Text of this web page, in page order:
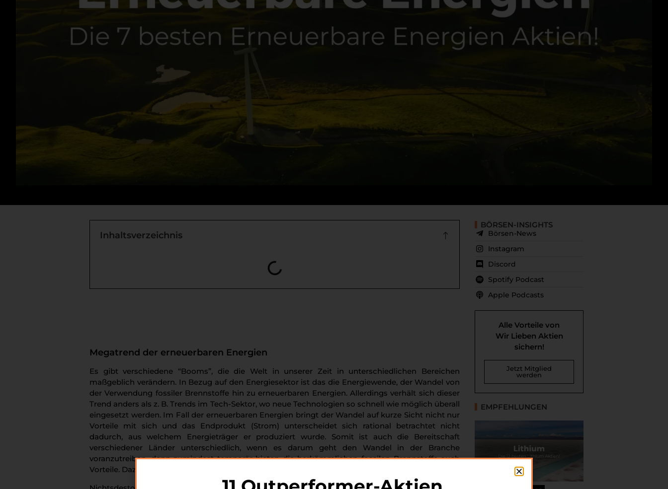
Inhaltsverzeichnis
Megatrend der erneuerbaren Energien
Es gibt verschiedene “Booms”, die die Welt in unserer Zeit in unterschiedlichen Bereichen
maßgeblich verändern. In Bezug auf den Energiesektor ist das die Energiewende, der Wandel von
der Verwendung fossiler Brennstoffe hin zu erneuerbaren Energien. Allerdings verhält sich dieser
Trend anders als z. B. Trends im Tech-Sektor, wo neue Technologien so schnell wie möglich überall
eingesetzt werden. Im Fall der erneuerbaren Energien bringt der Wandel auf kurze Sicht nicht nur
Vorteile mit sich und das Endprodukt (Strom) unterscheidet sich rational betrachtet nicht
dadurch, aus welchem Energieträger er produziert wurde. Somit ist auch die Bereitschaft
verschiedener Länder unterschiedlich, wenn es darum geht den Wandel in der Branche
voranzutreiben, denn zumindest temporär bieten die herkömmlichen fossilen Brennstoffe auch
Vorteile. Dazu kann ein geringerer Preis oder auch die Flexibilität gehören.
BÖRSEN-INSIGHTS
Börsen-News
Instagram
Discord
Spotify Podcast
Apple Podcasts
Alle Vorteile von
Wir Lieben Aktien
sichern!
Jetzt Mitglied
werden
EMPFEHLUNGEN